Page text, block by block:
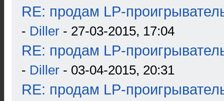
RE: продам LP-
- Diller - 27-03-2015, 17:04
RE: продам LP-
- Diller - 03-04-2015, 20:31
RE: продам LP-